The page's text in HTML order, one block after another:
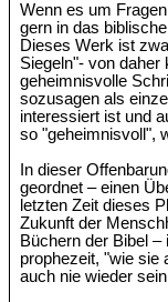
Wenn es um
gern in das
Dieses Werk ist
Siegeln"- von
geheimnisvolle
sozusagen als
interessiert ist und
so "geheimnisvoll",
In dieser
geordnet – einen
letzten Zeit dieses
Zukunft der
Büchern der Bibel –
prophezeit, "wie sie
auch nie wieder